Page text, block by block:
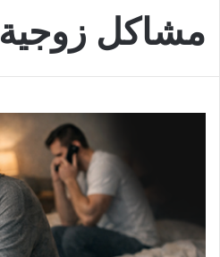
مشاكل زوجية